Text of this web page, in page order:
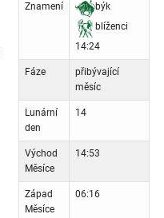
Znamení
býk
blíženci
14:24
Fáze
přibývající
měsíc
Lunární
den
14
Východ
Měsíce
14:53
Západ
Měsíce
06:16